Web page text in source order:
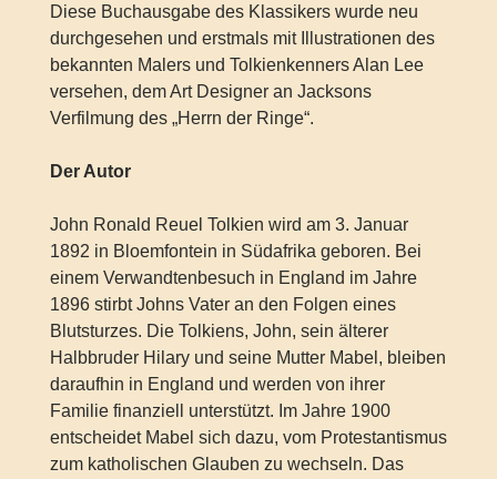
Diese Buchausgabe des Klassikers wurde neu
durchgesehen und erstmals mit Illustrationen des
bekannten Malers und Tolkienkenners Alan Lee
versehen, dem Art Designer an Jacksons
Verfilmung des „Herrn der Ringe“.
Der Autor
John Ronald Reuel Tolkien wird am 3. Januar
1892 in Bloemfontein in Südafrika geboren. Bei
einem Verwandtenbesuch in England im Jahre
1896 stirbt Johns Vater an den Folgen eines
Blutsturzes. Die Tolkiens, John, sein älterer
Halbbruder Hilary und seine Mutter Mabel, bleiben
daraufhin in England und werden von ihrer
Familie finanziell unterstützt. Im Jahre 1900
entscheidet Mabel sich dazu, vom Protestantismus
zum katholischen Glauben zu wechseln. Das